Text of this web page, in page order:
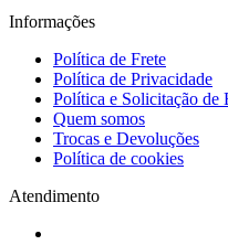
Informações
Política de Frete
Política de Privacidade
Política e Solicitação de
Quem somos
Trocas e Devoluções
Política de cookies
Atendimento